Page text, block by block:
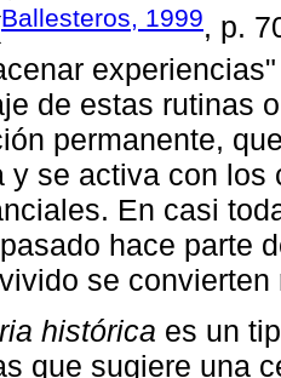
Ballesteros, 1999, p.
de estas rutinas
permanente,
y se activa con
En casi
hace parte
se
histórica es un
que sugiere una